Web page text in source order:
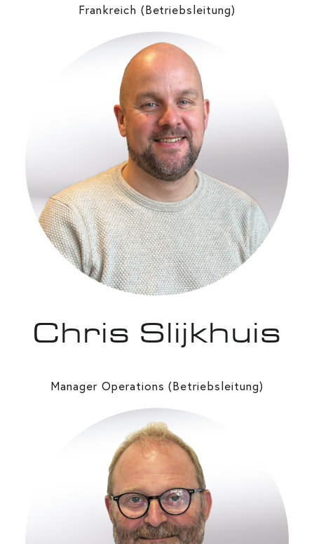
Frankreich (Betriebsleitung)
Chris Slijkhuis
Manager Operations (Betriebsleitung)